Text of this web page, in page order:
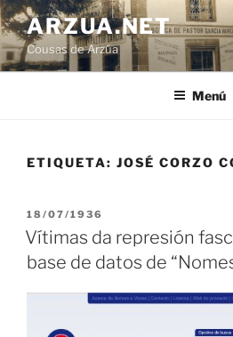
Ir
o
contido
ARZUA.NET
Cousas de Arzúa
Menú
ETIQUETA: JOSÉ CORZO
PUBLICADO
EN
18/07/1936
Vítimas da represión
base de datos de